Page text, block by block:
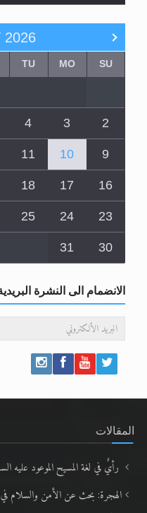
2026
SU
MO
TU
2
3
4
9
10
11
16
17
18
23
24
25
30
31
الانضمام الى النشرة
المقالات
رأيٌ في لغة المسيح الموعود عليه
الهجرة: بحث عن الأمن والسلام